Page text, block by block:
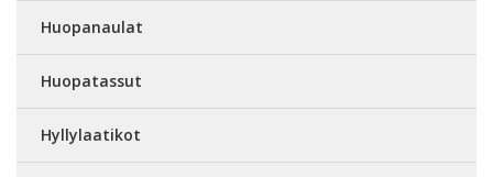
Huopanaulat
Huopatassut
Hyllylaatikot